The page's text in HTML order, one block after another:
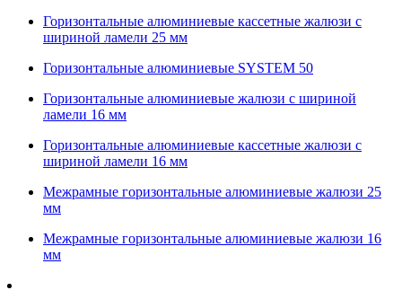
Горизонтальные алюминиевые кассетные жалюзи с
шириной ламели 25 мм
Горизонтальные алюминиевые SYSTEM 50
Горизонтальные алюминиевые жалюзи с шириной
ламели 16 мм
Горизонтальные алюминиевые кассетные жалюзи с
шириной ламели 16 мм
Межрамные горизонтальные алюминиевые жалюзи 25
мм
Межрамные горизонтальные алюминиевые жалюзи 16
мм